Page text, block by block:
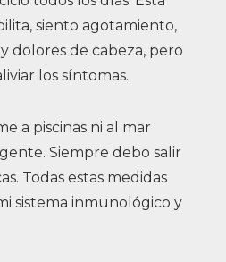
siento agotamiento,
dolores de cabeza, pero
los síntomas.
a piscinas ni al mar
Siempre debo salir
Todas estas medidas
sistema inmunológico y